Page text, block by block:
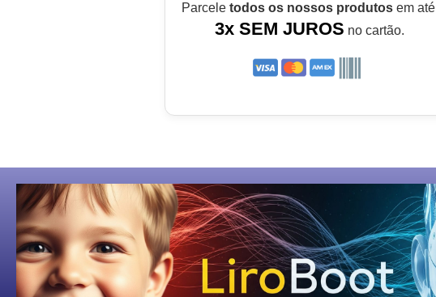
Parcele todos os nossos produtosem até
3x SEM JUROS no cartão.